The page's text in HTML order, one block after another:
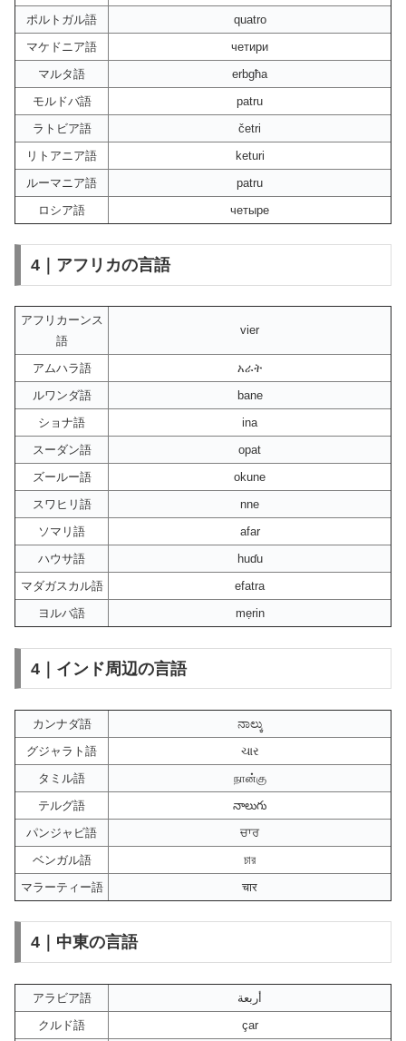
ポルトガル語
quatro
マケドニア語
четири
マルタ語
erbgħa
モルドバ語
patru
ラトビア語
četri
リトアニア語
keturi
ルーマニア語
patru
ロシア語
четыре
4｜アフリカの言語
アフリカーンス
語
vier
アムハラ語
አራት
ルワンダ語
bane
ショナ語
ina
スーダン語
opat
ズールー語
okune
スワヒリ語
nne
ソマリ語
afar
ハウサ語
huɗu
マダガスカル語
efatra
ヨルバ語
mẹrin
4｜インド周辺の言語
カンナダ語
ನಾಲ್ಕು
グジャラト語
ચાર
タミル語
நான்கு
テルグ語
నాలుగు
パンジャビ語
ਚਾਰ
ベンガル語
চার
マラーティー語
चार
4｜中東の言語
アラビア語
أربعة
クルド語
çar